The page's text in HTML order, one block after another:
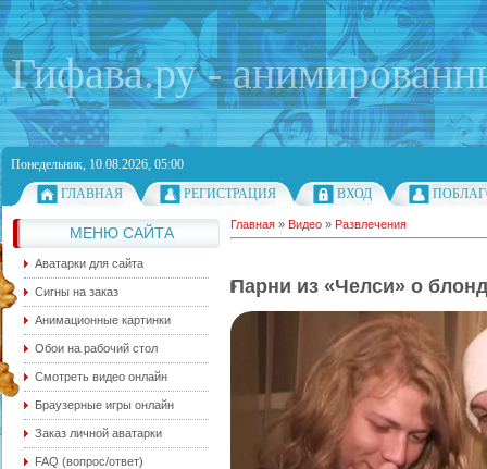
Гифава.ру -
Понедельник, 10.08.2026, 05:00
ГЛАВНАЯ
РЕГИСТРАЦИЯ ВХОД
МЕНЮ САЙТА
Аватарки для сайта
Сигны на заказ
Анимационные картинки
Обои на рабочий стол
Смотреть видео онлайн
Браузерные игры онлайн
Заказ личной аватарки
FAQ (вопрос/ответ)
Главная » Видео » Развлечения
Парни из «Челси» о